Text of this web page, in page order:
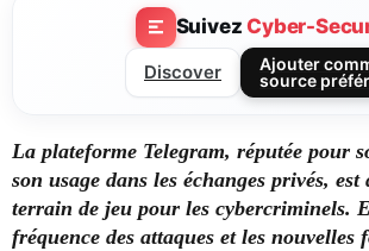
SuivezCyber-
Discover
Ajouter
source
La plateforme Telegram, réputée pour
son usage dans les échanges privés, est
terrain de jeu pour les cybercriminels.
fréquence des attaques et les nouvelles